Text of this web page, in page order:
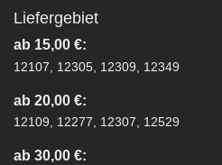
Liefergebiet
ab 15,00 €:
12107, 12305, 12309, 12349
ab 20,00 €:
12109, 12277, 12307, 12529
ab 30,00 €: